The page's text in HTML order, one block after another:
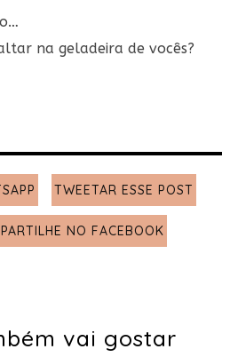
na geladeira de vocês?
TWEETAR ESSE POST
NO FACEBOOK
vai gostar